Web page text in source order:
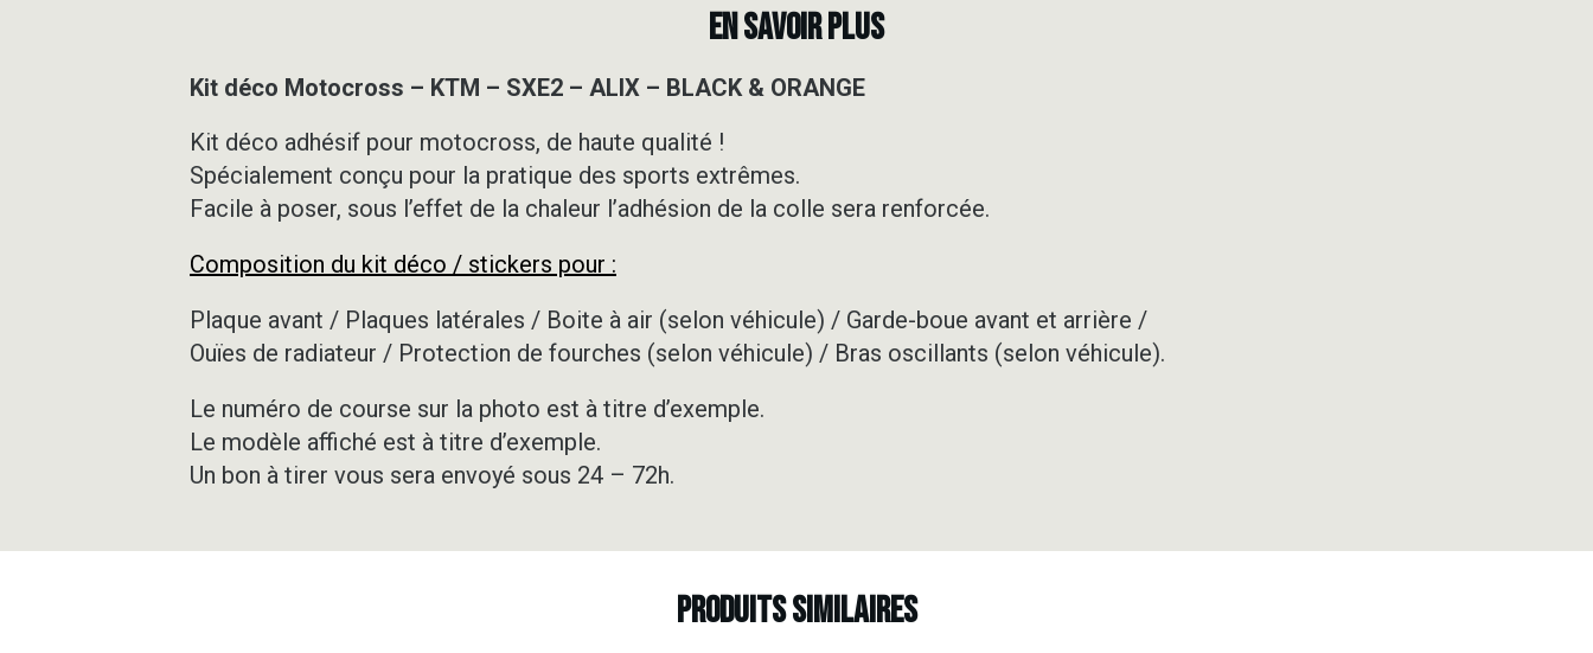
-
EN SAVOIR PLUS
Kit déco Motocross – KTM – SXE2 – ALIX – BLACK & ORANGE
Kit déco adhésif pour motocross, de haute qualité !
Spécialement conçu pour la pratique des sports extrêmes.
Facile à poser, sous l’effet de la chaleur l’adhésion de la colle sera renforcée.
Composition du kit déco / stickers pour :
Plaque avant / Plaques latérales / Boite à air (selon véhicule) / Garde-boue avant et arrière /
Ouïes de radiateur / Protection de fourches (selon véhicule) / Bras oscillants (selon véhicule).
Le numéro de course sur la photo est à titre d’exemple.
Le modèle affiché est à titre d’exemple.
Un bon à tirer vous sera envoyé sous 24 – 72h.
Produits similaires